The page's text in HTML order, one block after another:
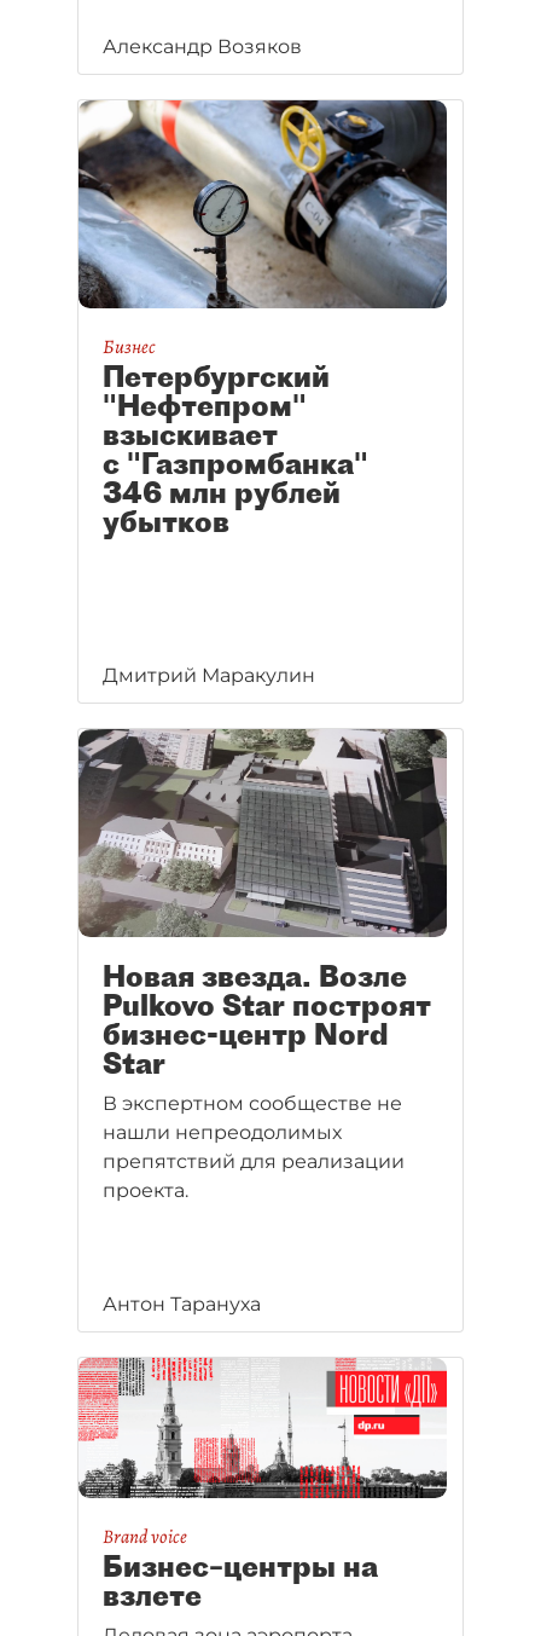
Александр Возяков
Бизнес
Петербургский
"Нефтепром"
взыскивает
с "Газпромбанка"
346 млн рублей
убытков
Дмитрий Маракулин
Новая звезда. Возле
Pulkovo Star построят
бизнес-центр Nord
Star
В экспертном сообществе не
нашли непреодолимых
препятствий для реализации
проекта.
Антон Тарануха
Brand voice
Бизнес–центры на
взлете